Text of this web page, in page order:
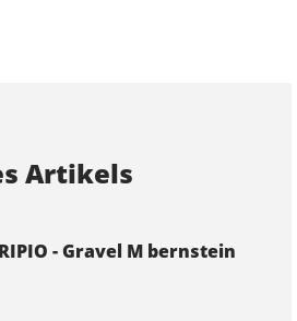
Artikels
- Gravel M bernstein